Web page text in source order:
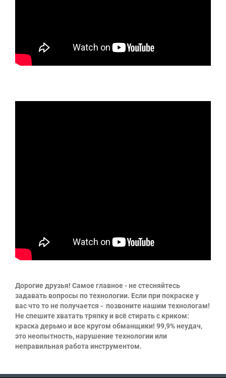
Дорогие друзья! Самое главное - не стесняйтесь
задавать вопросы по технологии. Если при покраске у
вас что то не получается - позвоните нашим технологам!
Не спешите хватать тряпку и всё стирать с криком:
краска дерьмо и все кругом обманщики! 99,9% неудач,
это неопытность, нарушение технологии или
неправильная работа инструментом.